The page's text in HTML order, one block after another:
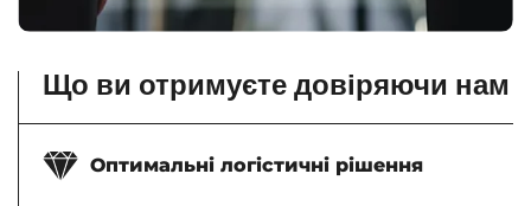
Що ви отримуєте довіряючи нам
Оптимальні логістичні рішення